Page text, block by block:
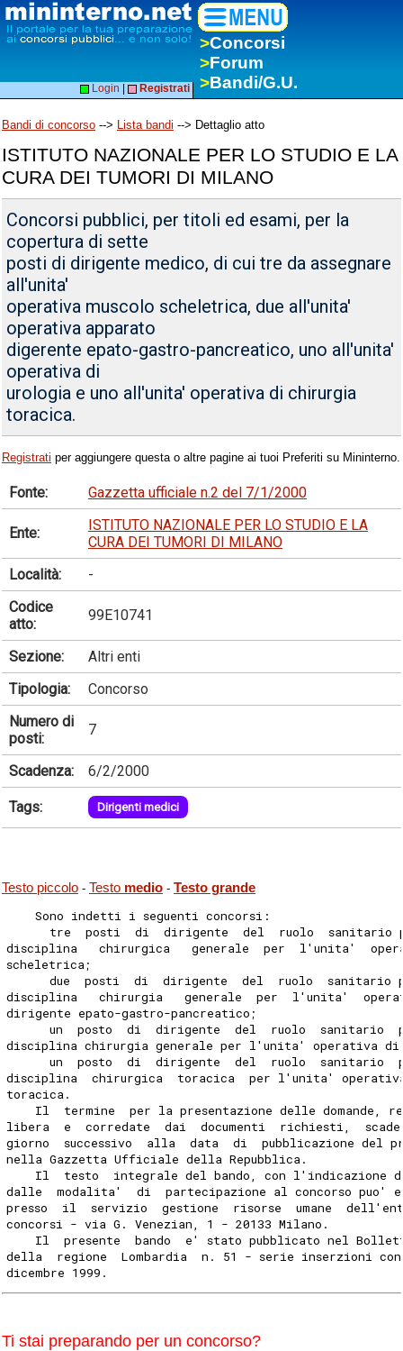
>Concorsi
>Forum
>Bandi/G.U.
Login Registrati
Bandi di concorso --> Lista bandi --> Dettaglio atto
ISTITUTO NAZIONALE PER LO STUDIO E LA
CURA DEI TUMORI DI MILANO
Concorsi pubblici, per titoli ed esami, per la
copertura di sette
posti di dirigente medico, di cui tre da assegnare
all'unita'
operativa muscolo scheletrica, due all'unita'
operativa apparato
digerente epato-gastro-pancreatico, uno all'unita'
operativa di
urologia e uno all'unita' operativa di chirurgia
toracica.
Registrati per aggiungere questa o altre pagine ai tuoi Preferiti su Mininterno.
Fonte: Gazzetta ufficiale n.2 del 7/1/2000
Ente:
ISTITUTO NAZIONALE PER LO STUDIO E LA
CURA DEI TUMORI DI MILANO
Località:
-
Codice
atto:
99E10741
Sezione:
Altri enti
Tipologia:
Concorso
Numero di
posti:
7
Scadenza: 6/2/2000
Tags: Dirigenti medici
Testo piccolo - Testo medio - Testo grande
    Sono indetti i seguenti concorsi:
tre  posti  di  dirigente  del  ruolo  sanitario
disciplina   chirurgica   generale  per  l'unita'
scheletrica;
due  posti  di  dirigente  del  ruolo  sanitario
disciplina   chirurgia   generale  per  l'unita'
dirigente epato-gastro-pancreatico;
un  posto  di  dirigente  del  ruolo  sanitario
disciplina chirurgia generale per l'unita' operativa
un  posto  di  dirigente  del  ruolo  sanitario
disciplina  chirurgica  toracica  per l'unita'
toracica.
Il  termine  per la presentazione delle domande,
libera  e  corredate  dai  documenti  richiesti,
giorno  successivo  alla  data  di  pubblicazione del
nella Gazzetta Ufficiale della Repubblica.
Il  testo  integrale del bando, con l'indicazione
dalle  modalita'  di  partecipazione al concorso puo'
presso  il  servizio  gestione  risorse  umane
concorsi - via G. Venezian, 1 - 20133 Milano.
Il  presente  bando  e' stato pubblicato nel
della  regione  Lombardia  n. 51 - serie inserzioni
dicembre 1999.
Ti stai preparando per un concorso?